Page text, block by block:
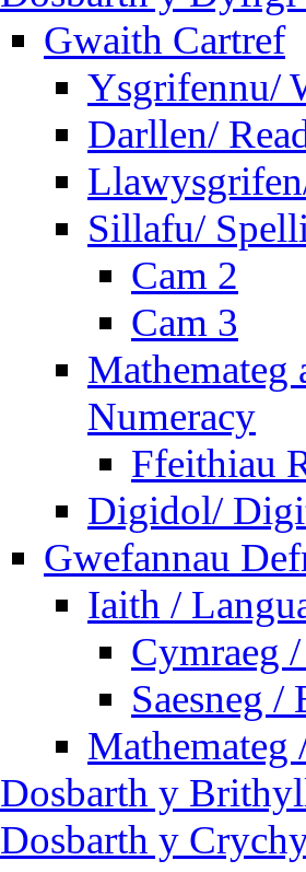
Gwaith Cartref
Ysgrifennu/
Darllen/
Sillafu/
Cam 2
Cam 3
Mathemateg
Numeracy
Ffeithiau
Digidol/
Gwefannau
Iaith /
Cymraeg
Saesneg /
Mathemateg
Dosbarth y
Dosbarth y